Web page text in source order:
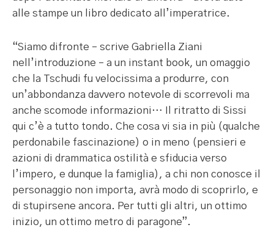
alle stampe un libro dedicato all’imperatrice.
“Siamo difronte – scrive Gabriella Ziani
nell’introduzione – a un instant book, un omaggio
che la Tschudi fu velocissima a produrre, con
un’abbondanza davvero notevole di scorrevoli ma
anche scomode informazioni… Il ritratto di Sissi
qui c’è a tutto tondo. Che cosa vi sia in più (qualche
perdonabile fascinazione) o in meno (pensieri e
azioni di drammatica ostilità e sfiducia verso
l’impero, e dunque la famiglia), a chi non conosce il
personaggio non importa, avrà modo di scoprirlo, e
di stupirsene ancora. Per tutti gli altri, un ottimo
inizio, un ottimo metro di paragone”.